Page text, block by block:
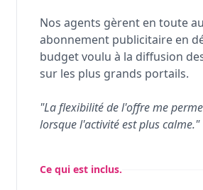
Nos agents gèrent en toute
abonnement publicitaire en
budget voulu à la diffusion
sur les plus grands portails.
"La flexibilité de l'offre me
lorsque l'activité est plus calme."
Ce qui est inclus.